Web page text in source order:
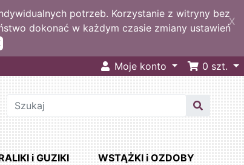
potrzeb. Korzystanie z witryny bez
dokonać w każdym czasie zmiany ustawień
X
Moje konto 0 szt.
i GUZIKI WSTĄŻKI i OZDOBY